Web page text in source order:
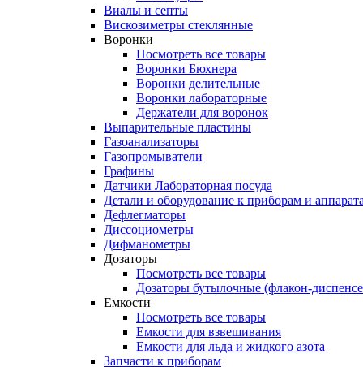
Виалы и септы
Вискозиметры стеклянные
Воронки
Посмотреть все товары
Воронки Бюхнера
Воронки делительные
Воронки лабораторные
Держатели для воронок
Выпарительные пластины
Газоанализаторы
Газопромыватели
Графины
Датчики Лабораторная посуда
Детали и оборудование к приборам и
Дефлегматоры
Диссоциометры
Дифманометры
Дозаторы
Посмотреть все товары
Дозаторы бутылочные (флакон-
Емкости
Посмотреть все товары
Емкости для взвешивания
Емкости для льда и жидкого азота
Запчасти к приборам